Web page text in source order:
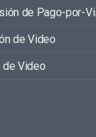
de Pago-por-
de Video
de Video